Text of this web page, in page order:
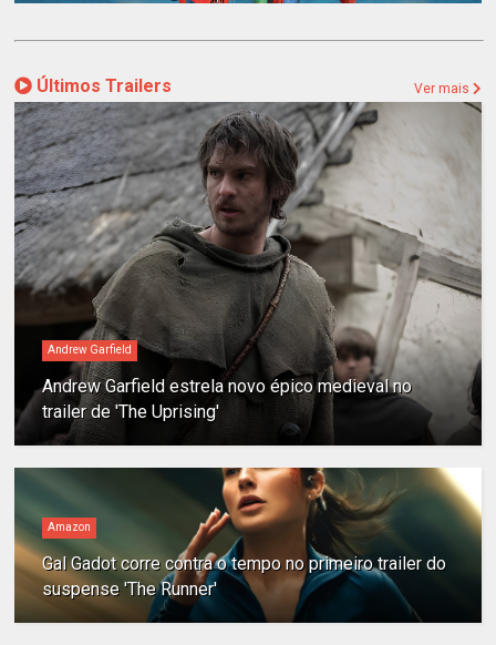
Últimos Trailers Ver mais
Andrew Garfield
Andrew Garfield estrela novo épico medieval no
trailer de 'The Uprising'
Amazon
Gal Gadot corre contra o tempo no primeiro trailer do
suspense 'The Runner'